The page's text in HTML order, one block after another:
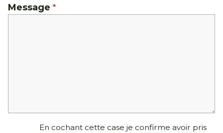
Message
En cochant cette case je confirme avoir pris